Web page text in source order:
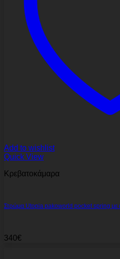
Add to wishlist
Quick View
Κρεβατοκάμαρα
Στρώμα Utopia pakoworld pocket spring
340€